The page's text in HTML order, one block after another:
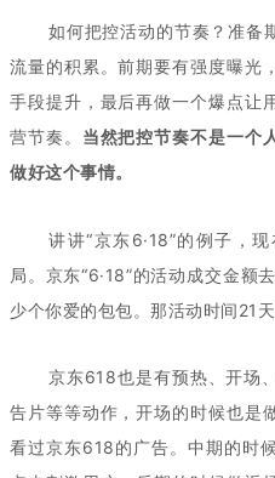
如何把控活动的节奏？准备
流量的积累。前期要有强度曝光
手段提升，最后再做一个爆点让
营节奏。 当然把控节奏不是一个
做好这个事情。
讲讲“京东6·18”的例子，
局。京东“6·18”的活动成交金额
少个你爱的包包。那活动时间21
京东618也是有预热、开场
告片等等动作，开场的时候也是
看过京东618的广告。中期的时